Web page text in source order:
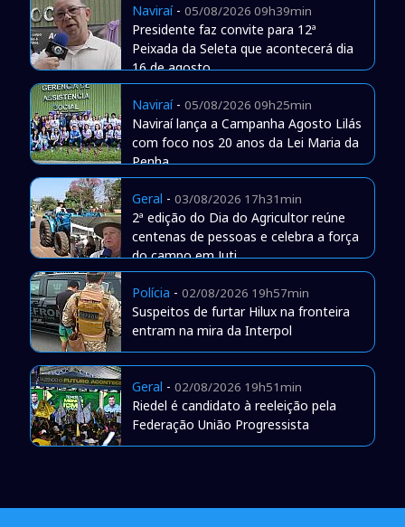
Naviraí- 05/08/2026 09h39min
Presidente faz convite para 12ª
Peixada da Seleta que acontecerá dia
16 de agosto
Naviraí- 05/08/2026 09h25min
Naviraí lança a Campanha Agosto Lilás
com foco nos 20 anos da Lei Maria da
Penha
Geral - 03/08/2026 17h31min
2ª edição do Dia do Agricultor reúne
centenas de pessoas e celebra a força
do campo em Juti
Polícia - 02/08/2026 19h57min
Suspeitos de furtar Hilux na fronteira
entram na mira da Interpol
Geral - 02/08/2026 19h51min
Riedel é candidato à reeleição pela
Federação União Progressista